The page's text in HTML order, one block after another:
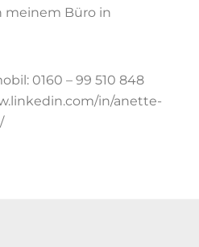
meinem Büro in
0160 – 99 510 848
in/anette-